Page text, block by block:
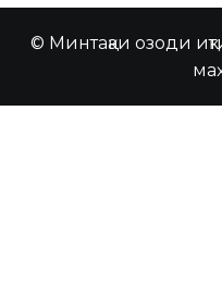
© Минтақаи озоди